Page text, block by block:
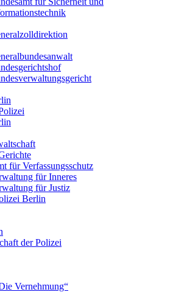
für Verfassungsschutz
für Inneres
für Justiz
Berlin
der Polizei
Vernehmung“